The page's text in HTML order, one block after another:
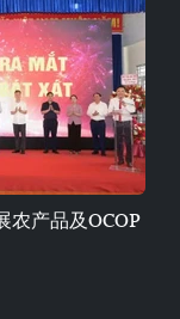
农产品及OCOP